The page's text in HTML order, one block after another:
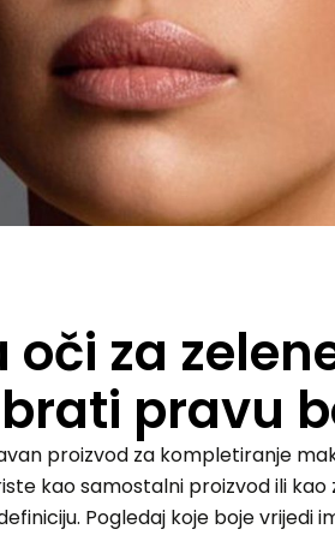
oči za
pravu
proizvod za kompletiranje
kao samostalni proizvod ili
Pogledaj koje boje vrijedi